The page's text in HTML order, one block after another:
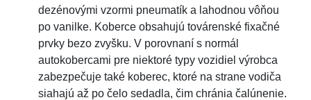
dezénovými vzormi pneumatík a lahodnou vôňou
po vanilke. Koberce obsahujú továrenské fixačné
prvky bezo zvyšku. V porovnaní s normál
autokobercami pre niektoré typy vozidiel výrobca
zabezpečuje také koberec, ktoré na strane vodiča
siahajú až po čelo sedadla, čim chránia čalúnenie.